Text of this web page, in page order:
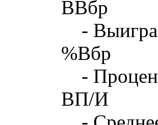
ВВбр
-
%Вбр
-
ВП/И